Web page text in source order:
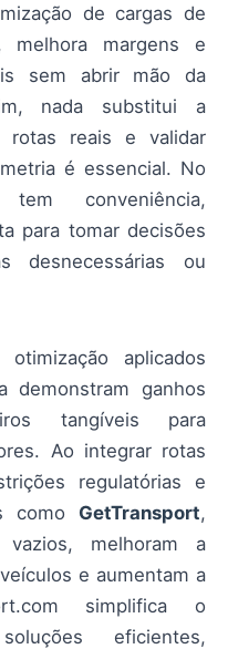
de cargas de
melhora margens e
sem abrir mão da
nada substitui a
rotas reais e validar
é essencial. No
tem conveniência,
para tomar decisões
desnecessárias ou
aplicados
demonstram ganhos
tangíveis para
Ao integrar rotas
regulatórias e
como GetTransport,
melhoram a
e aumentam a
simplifica o
eficientes,